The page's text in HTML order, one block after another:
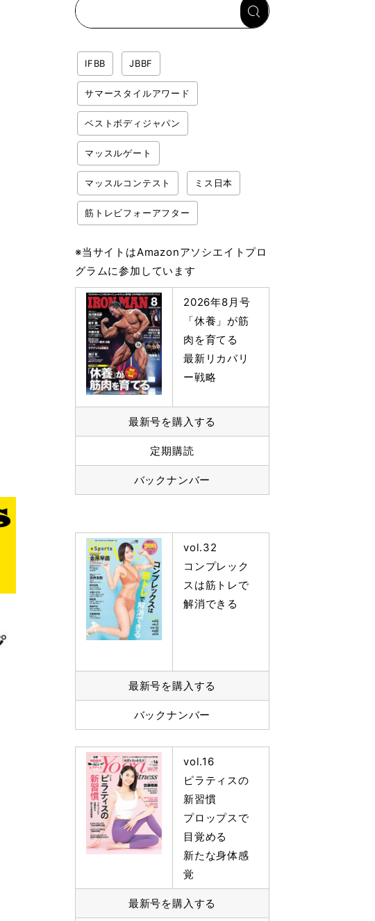
IFBB JBBF
サマースタイルアワード
ベストボディジャパン
マッスルゲート
マッスルコンテスト ミス日本
筋トレビフォーアフター
※当サイトはAmazonアソシエイトプロ
グラムに参加しています
2026年8月号
「休養」が筋
肉を育てる
最新リカバリ
ー戦略
最新号を購入する
定期購読
バックナンバー
vol.32
コンプレック
スは筋トレで
解消できる
最新号を購入する
バックナンバー
vol.16
ピラティスの
新習慣
プロップスで
目覚める
新たな身体感
覚
最新号を購入する